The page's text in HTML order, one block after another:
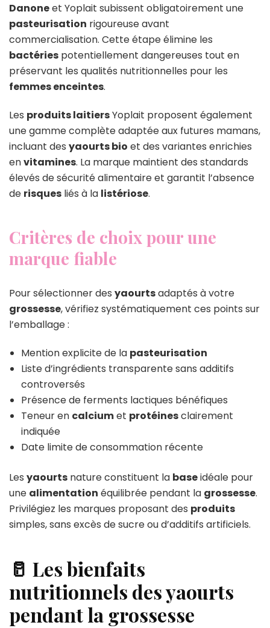
Danoneet Yoplait subissent obligatoirement une
pasteurisation rigoureuse avant
commercialisation. Cette étape élimine les
bactéries potentiellement dangereuses tout en
préservant les qualités nutritionnelles pour les
femmes enceintes.
Les produits laitiersYoplait proposent également
une gamme complète adaptée aux futures mamans,
incluant des yaourts bio et des variantes enrichies
envitamines. La marque maintient des standards
élevés de sécurité alimentaire et garantit l’absence
de risques liés à la listériose.
Critères de choix pour une
marque fiable
Pour sélectionner des yaourtsadaptés à votre
grossesse, vérifiez systématiquement ces points sur
l’emballage :
Mention explicite de la pasteurisation
Liste d’ingrédients transparente sans additifs
controversés
Présence de ferments lactiques bénéfiques
Teneur en calciumet protéinesclairement
indiquée
Date limite de consommation récente
Les yaourts nature constituent la baseidéale pour
une alimentation équilibrée pendant la grossesse.
Privilégiez les marques proposant des produits
simples, sans excès de sucre ou d’additifs artificiels.
🥛 Les bienfaits
nutritionnels des yaourts
pendant la grossesse